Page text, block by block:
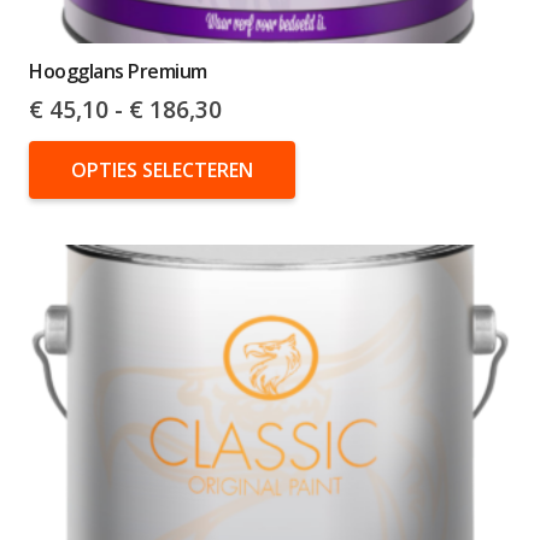
Hoogglans Premium
€ 45,10 - € 186,30Prijsklasse:
€ 45,10
tot
€ 186,30
OPTIES SELECTEREN
meerdere
variaties.
optie
kan
worden
op